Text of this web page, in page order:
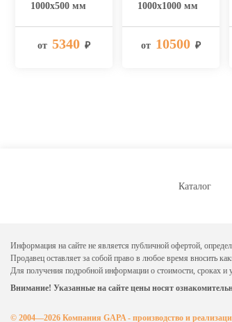
1000х500 мм
от 5340 ₽
1000х1000 мм
от 10500 ₽
Каталог
Информация на сайте не является публичной офертой,
Продавец оставляет за собой право в любое время вносить
Для получения подробной информации о стоимости, сроках и
Внимание! Указанные на сайте цены носят
© 2004—2026 Компания GAPA - производство и